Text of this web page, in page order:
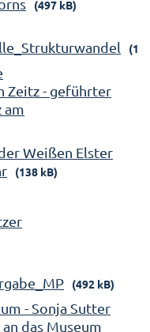
(497 kB)
Zeitz - geführter
am
Weißen Elster
(138 kB)
(492 kB)
- Sonja Sutter
das Museum